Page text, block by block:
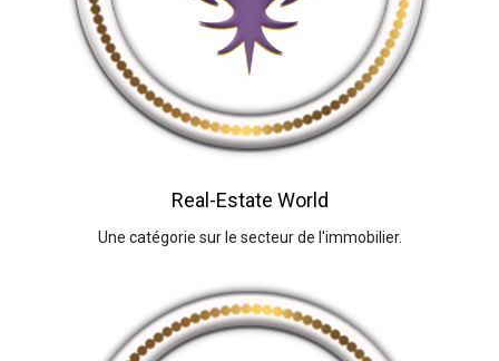
Real-Estate World
Une catégorie sur le secteur de l'immobilier.